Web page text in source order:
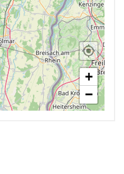
+
−